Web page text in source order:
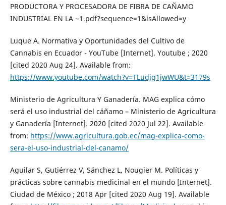
PRODUCTORA Y PROCESADORA DE FIBRA DE CAÑAMO
INDUSTRIAL EN LA ~1.pdf?sequence=1&isAllowed=y
Luque A. Normativa y Oportunidades del Cultivo de
Cannabis en Ecuador - YouTube [Internet]. Youtube ; 2020
[cited 2020 Aug 24]. Available from:
https://www.youtube.com/watch?v=TLudjg1jwWU&t=3179s
Ministerio de Agricultura Y Ganadería. MAG explica cómo
será el uso industrial del cáñamo – Ministerio de Agricultura
y Ganadería [Internet]. 2020 [cited 2020 Jul 22]. Available
from: https://www.agricultura.gob.ec/mag-explica-como-
sera-el-uso-industrial-del-canamo/
Aguilar S, Gutiérrez V, Sánchez L, Nougier M. Políticas y
prácticas sobre cannabis medicinal en el mundo [Internet].
Ciudad de México ; 2018 Apr [cited 2020 Aug 19]. Available